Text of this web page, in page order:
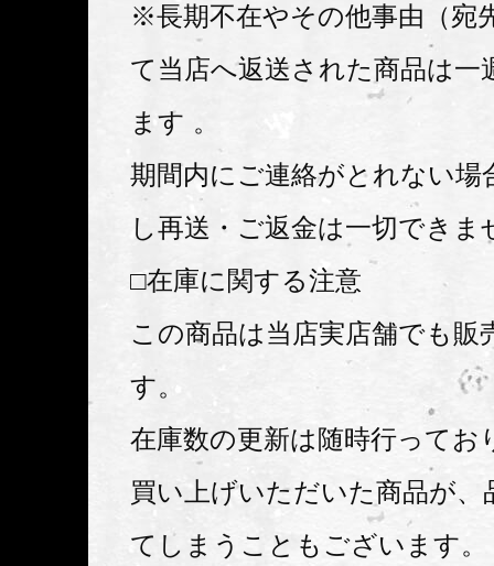
※長期不在やその他事由（宛
て当店へ返送された商品は一
ます 。
期間内にご連絡がとれない場
し再送・ご返金は一切できま
□在庫に関する注意
この商品は当店実店舗でも販
す。
在庫数の更新は随時行ってお
買い上げいただいた商品が、
てしまうこともございます。